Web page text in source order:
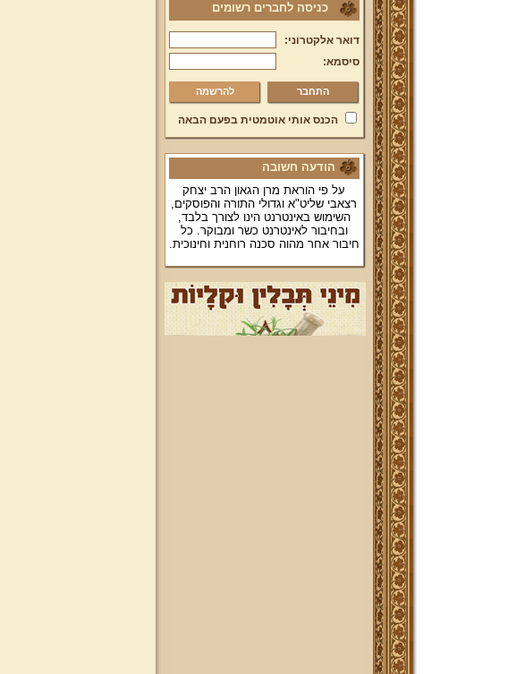
כניסה לחברים רשומים
דואר אלקטרוני:
סיסמא:
להרשמה
הכנס אותי אוטמטית בפעם הבאה
הודעה חשובה
על פי הוראת מרן הגאון הרב יצחק
רצאבי שליט"א וגדולי התורה והפוסקים,
השימוש באינטרנט הינו לצורך בלבד,
ובחיבור לאינטרנט כשר ומבוקר. כל
חיבור אחר מהוה סכנה רוחנית וחינוכית.